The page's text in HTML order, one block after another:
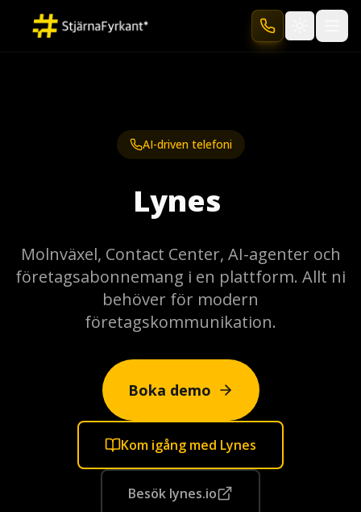
AI-driven telefoni
Lynes
Molnväxel, Contact Center, AI-agenter och
företagsabonnemang i en plattform. Allt ni
behöver för modern
företagskommunikation.
Boka demo
Kom igång med Lynes
Besök lynes.io